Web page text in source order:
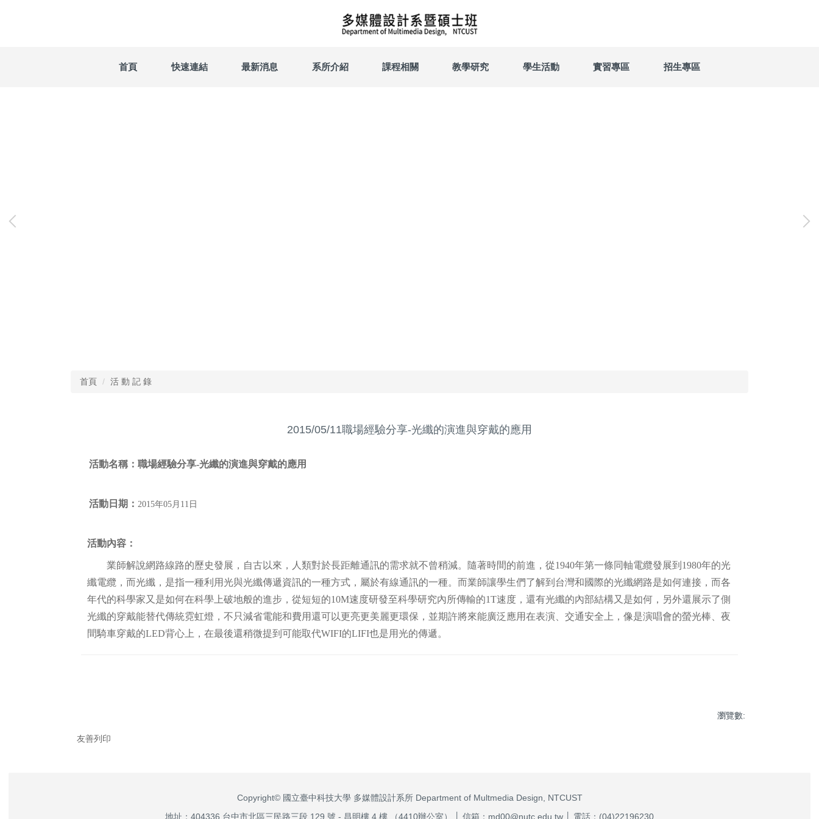
首頁 快速連結 最新消息 系所介紹 課程相關 教學研究 學生活動 實習專區 招生專區
首頁 活 動 記 錄
2015/05/11職場經驗分享-光纖的演進與穿戴的應用
活動名稱： 職場經驗分享-光纖的演進與穿戴的應用
活動日期： 2015年05月11日
活動內容：
業師解說網路線路的歷史發展，自古以來，人類對於長距離通訊的需求就不曾稍減。隨著時間的前進，從1940年第一條同軸電纜發展到1980年的光
纖電纜，而光纖，是指一種利用光與光纖傳遞資訊的一種方式，屬於有線通訊的一種。而業師讓學生們了解到台灣和國際的光纖網路是如何連接，而各
年代的科學家又是如何在科學上破地般的進步，從短短的10M速度研發至科學研究內所傳輸的1T速度，還有光纖的內部結構又是如何，另外還展示了側
光纖的穿戴能替代傳統霓虹燈，不只減省電能和費用還可以更亮更美麗更環保，並期許將來能廣泛應用在表演、交通安全上，像是演唱會的螢光棒、夜
間騎車穿戴的LED背心上，在最後還稍微提到可能取代WIFI的LIFI也是用光的傳遞。
瀏覽數:
友善列印
Copyright© 國立臺中科技大學 多媒體設計系所 Department of Multmedia Design, NTCUST
地址：404336 台中市北區三民路三段 129 號 - 昌明樓 4 樓 （4410辦公室） │ 信箱：md00@nutc.edu.tw │ 電話：(04)22196230